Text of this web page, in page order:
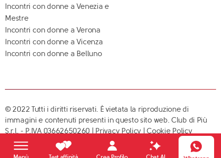
Incontri con donne a Venezia e
Mestre
Incontri con donne a Verona
Incontri con donne a Vicenza
Incontri con donne a Belluno
© 2022 Tutti i diritti riservati. È vietata la riproduzione di
immagini e contenuti presenti in questo sito web. Club di Più
S.r.l. - P.IVA 03662650260 | Privacy Policy |Cookie Policy